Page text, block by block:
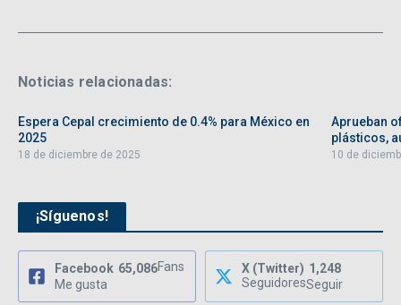
Noticias relacionadas:
Espera Cepal crecimiento de 0.4% para México en
2025
18 de diciembre de 2025
Aprueban
plásticos,
10 de
¡Síguenos!
Facebook 65,086Fans
Me gusta
X (Twitter) 1,248
SeguidoresSeguir